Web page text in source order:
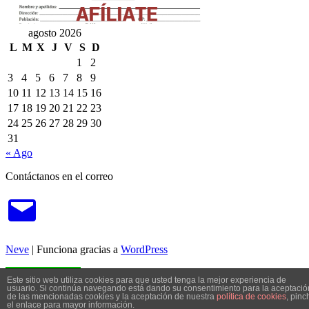
agosto 2026
L M X J V S D
1
2
3
4 5 6 7 8
9
10 11 12 13 14 15 16
17 18 19 20 21 22 23
24 25 26 27 28 29 30
31
« Ago
Contáctanos en el correo
Correo
electrónico
Neve | Funciona gracias a WordPress
Este sitio web utiliza cookies para que usted tenga la mejor experiencia de
usuario. Si continúa navegando está dando su consentimiento para la
de las mencionadas cookies y la aceptación de nuestra política de cookies,
el enlace para mayor información.
Call Now Button